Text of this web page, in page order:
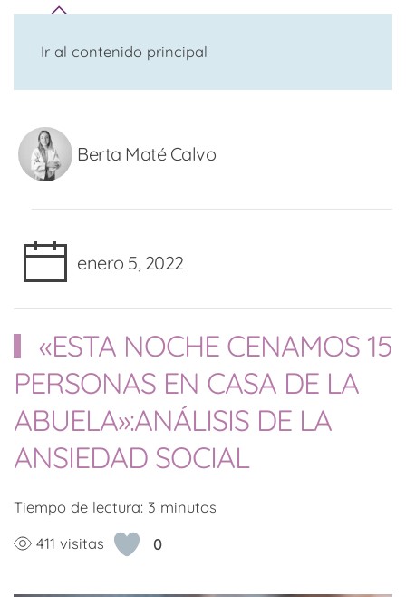
Ir al contenido principal
Berta Maté Calvo
enero 5, 2022
«ESTA NOCHE CENAMOS 15
PERSONAS EN CASA DE LA
ABUELA»:ANÁLISIS DE LA
ANSIEDAD SOCIAL
Tiempo de lectura: 3 minutos
411 visitas
0